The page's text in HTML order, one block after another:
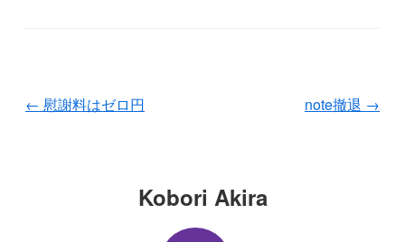
← 慰謝料はゼロ円 note撤退 →
Kobori Akira